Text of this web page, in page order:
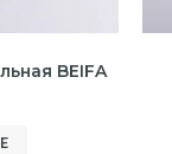
BEIFA